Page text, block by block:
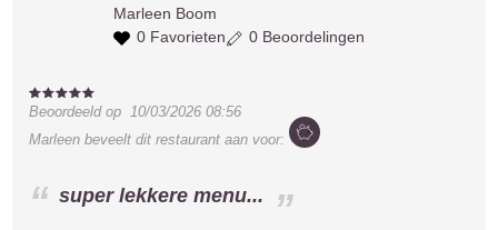
Marleen Boom
0 Favorieten
0 Beoordelingen
Beoordeeld op10/03/2026 08:56
Marleen beveelt dit restaurant aan voor:
super lekkere menu...